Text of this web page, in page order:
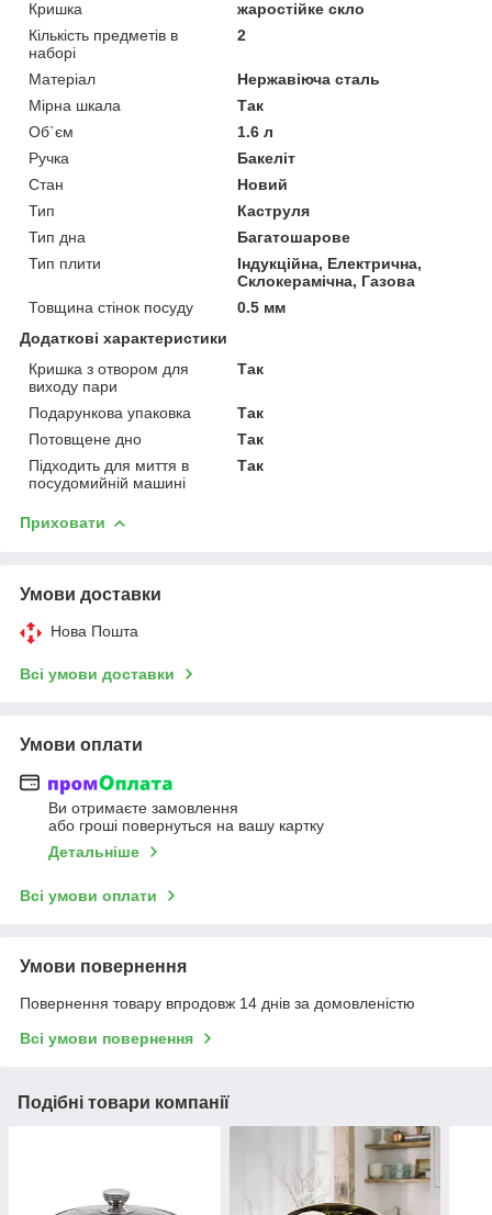
Кришка
жаростійке скло
Кількість предметів в
наборі
2
Матеріал
Нержавіюча сталь
Мірна шкала
Так
Об`єм
1.6 л
Ручка
Бакеліт
Стан
Новий
Тип
Каструля
Тип дна
Багатошарове
Тип плити
Індукційна, Електрична,
Склокерамічна, Газова
Товщина стінок посуду
0.5 мм
Додаткові характеристики
Кришка з отвором для
виходу пари
Так
Подарункова упаковка
Так
Потовщене дно
Так
Підходить для миття в
посудомийній машині
Так
Приховати
Умови доставки
Нова Пошта
Всі умови доставки
Умови оплати
Ви отримаєте замовлення
або гроші повернуться на вашу картку
Детальніше
Всі умови оплати
Умови повернення
Повернення товару впродовж 14 днів за домовленістю
Всі умови повернення
Подібні товари компанії